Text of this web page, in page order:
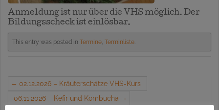
Anmeldung ist nur über die VHS möglich. Der
Bildungsscheck ist einlösbar.
This entry was posted in Termine, Terminliste.
02.12.2026 – Kräuterschätze VHS-Kurs
06.11.2026 – Kefir und Kombucha